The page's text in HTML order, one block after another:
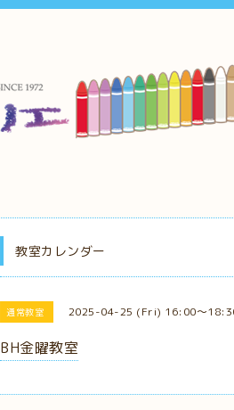
教室カレンダー
通常教室 2025-04-25 (Fri) 16:00～
BH金曜教室